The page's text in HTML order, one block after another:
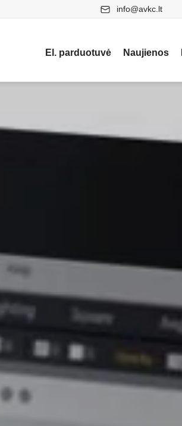
info@avkc.lt
El. parduotuvė Naujienos